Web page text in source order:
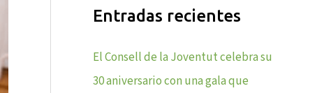
c
Entradas recientes
El Consell de la Joventut celebra su
30 aniversario con una gala que
h